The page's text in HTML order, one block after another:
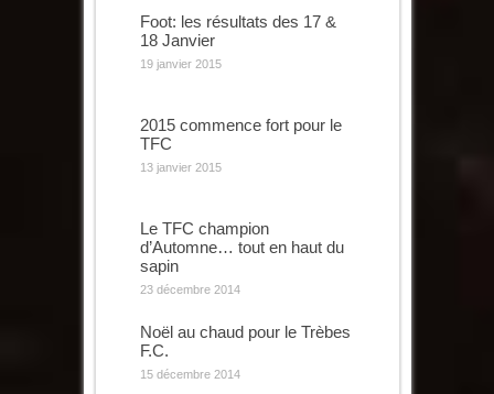
Foot: les résultats des 17 &
18 Janvier
19 janvier 2015
2015 commence fort pour le
TFC
13 janvier 2015
Le TFC champion
d’Automne… tout en haut du
sapin
23 décembre 2014
Noël au chaud pour le Trèbes
F.C.
15 décembre 2014